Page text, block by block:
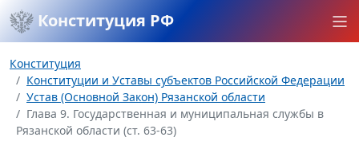
Конституция РФ
Конституция
Конституции и Уставы субъектов Российской Федерации
Устав (Основной Закон) Рязанской области
Глава 9. Государственная и муниципальная службы в
Рязанской области (ст. 63-63)